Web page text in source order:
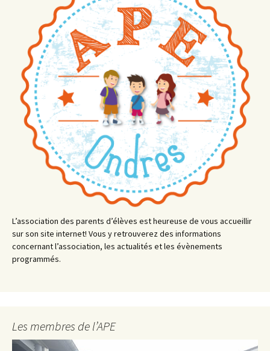
L’association des parents d’élèves est heureuse de vous accueillir
sur son site internet! Vous y retrouverez des informations
concernant l’association, les actualités et les évènements
programmés.
Les membres de l’APE